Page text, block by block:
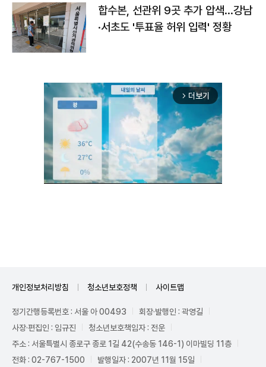
합수본, 선관위 9곳 추가 압색…강남
·서초도 '투표율 허위 입력' 정황
arrow_forward_ios 더보기
개인정보처리방침 청소년보호정책 사이트맵
정기간행등록번호 : 서울 아 00493
회장·발행인 : 곽영길
사장·편집인 : 임규진
청소년보호책임자 : 전운
주소 : 서울특별시 종로구 종로 1길 42(수송동 146-1) 이마빌딩 11층
전화 : 02-767-1500
발행일자 : 2007년 11월 15일